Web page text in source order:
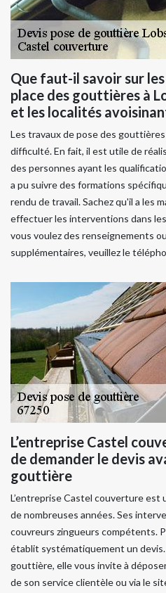
Que faut-il savoir sur
place des gouttières à
et les localités
Les travaux de pose des
difficulté. En fait, il est utile de
des personnes ayant les
a pu suivre des formations
rendu de travail. Sachez qu'il a les
effectuer les interventions dans
vous voulez des renseignements
supplémentaires, veuillez le
L’entreprise Castel
de demander le devis
gouttière
L’entreprise Castel couverture est
de nombreuses années. Ses
couvreurs zingueurs compétents.
établit systématiquement un
gouttière, elle vous invite à
de son service clientèle ou via le